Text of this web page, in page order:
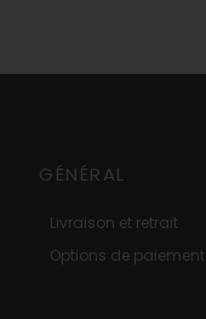
GÉNÉRAL
Livraison et retrait
Options de paiement